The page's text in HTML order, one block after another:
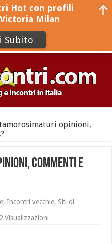
opinioni,
commenti e
,Incontri vecchie, Siti di
Visualizzazioni
Hot con profili
Milan
Subito